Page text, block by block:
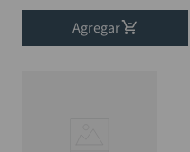
Agregar